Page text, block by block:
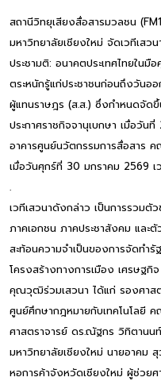
สถานีวิทยุเสียงสื่อสารมวลชน
มหาวิทยาลัยเชียงใหม่ จัดเวทีเสว
ประชามติ: อนาคตประเทศไทยในมื
ตระหนักรู้แก่ประชาชนก่อนถึงวันอ
ผู้แทนราษฎร (ส.ส.) ซึ่งกำหนดจัด
ประกาศราชกิจจานุเบกษา เมื่อวั
อาคารศูนย์นวัตกรรมการสื่อสาร
เมื่อวันศุกร์ที่ 30 มกราคม 2569
.
เวทีเสวนาดังกล่าว เป็นการรวมตั
ภาคเอกชน ภาคประชาสังคม และ
สะท้อนความจำเป็นของการจัดทำ
โครงสร้างทางการเมือง เศรษฐกิ
คุณวุฒิร่วมเสวนา ได้แก่ รองศาส
ศูนย์ศึกษากฎหมายกับเทคโนโลยี
ศาสตราจารย์ ดร.ณัฐกร วิทิตานน
มหาวิทยาลัยเชียงใหม่ นายอาคม
หอการค้าจังหวัดเชียงใหม่ ผู้ช่วย